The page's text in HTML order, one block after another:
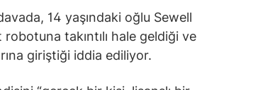
14 yaşındaki oğlu Sewell
takıntılı hale geldiği ve
giriştiği iddia ediliyor.